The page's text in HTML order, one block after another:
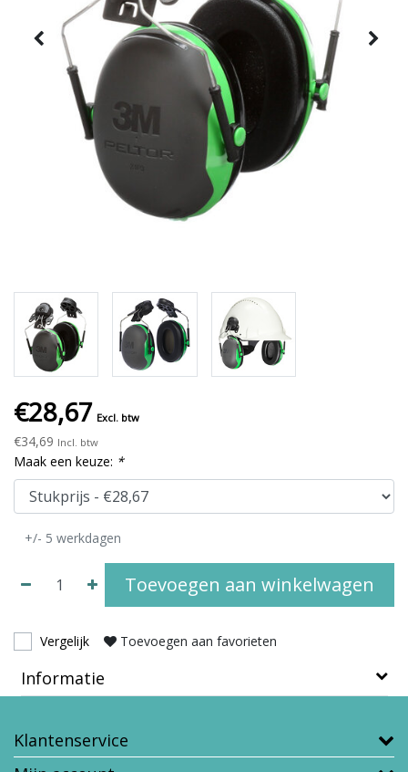
€28,67 Excl. btw
€34,69 Incl. btw
Maak een keuze: *
+/- 5 werkdagen
Toevoegen aan winkelwagen
Vergelijk Toevoegen aan favorieten
Informatie
Klantenservice